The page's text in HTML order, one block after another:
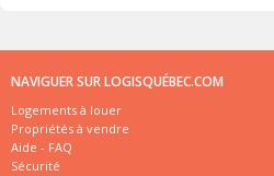
NAVIGUER SUR LOGISQUÉBEC.COM
Logements à louer
Propriétés à vendre
Aide - FAQ
Sécurité